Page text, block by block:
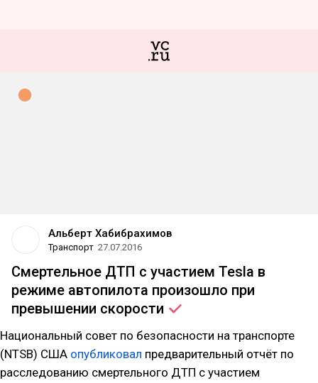
Альберт Хабибрахимов
Транспорт 27.07.2016
Смертельное ДТП с участием Tesla в
режиме автопилота произошло при
превышении скорости
Национальный совет по безопасности на транспорте
(NTSB) США опубликовал предварительный отчёт по
расследованию смертельного ДТП с участием